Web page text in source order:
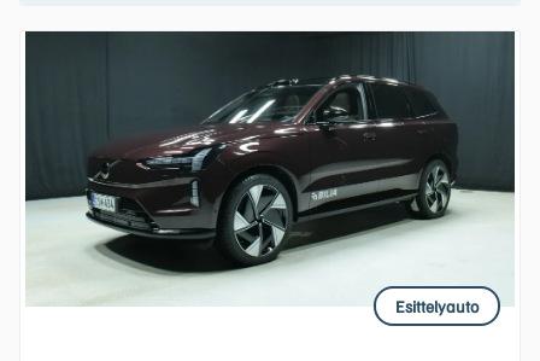
Esittelyauto